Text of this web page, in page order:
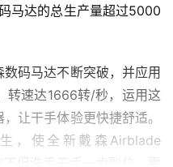
马达的总生产量超过5000
码马达不断突破，并应用
转速达1666转/秒，运用这
让干手体验更快捷舒适。
，使全新戴森Airblade